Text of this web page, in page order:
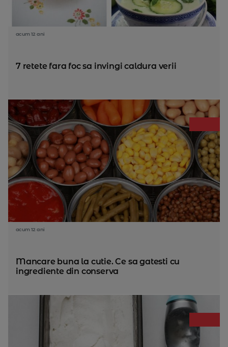
acum 12 ani
7 retete fara foc sa invingi caldura verii
acum 12 ani
Mancare buna la cutie. Ce sa gatesti cu
ingrediente din conserva